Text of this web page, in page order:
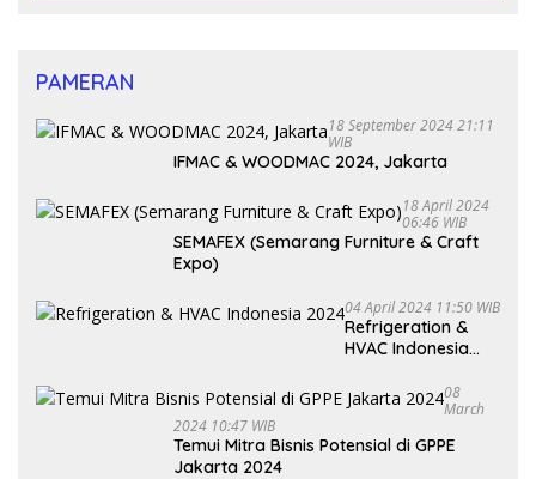
PAMERAN
18 September 2024 21:11
WIB
IFMAC & WOODMAC 2024, Jakarta
18 April 2024
06:46 WIB
SEMAFEX (Semarang Furniture & Craft
Expo)
04 April 2024 11:50 WIB
Refrigeration &
HVAC Indonesia
08
March
2024 10:47 WIB
Temui Mitra Bisnis Potensial di GPPE
Jakarta 2024